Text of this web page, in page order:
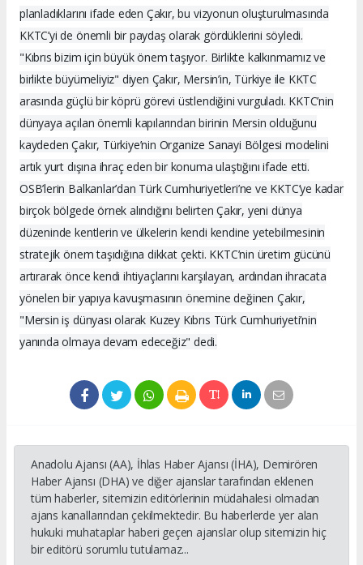
planladıklarını ifade eden Çakır, bu vizyonun oluşturulmasında
KKTC’yi de önemli bir paydaş olarak gördüklerini söyledi.
"Kıbrıs bizim için büyük önem taşıyor. Birlikte kalkınmamız ve
birlikte büyümeliyiz" diyen Çakır, Mersin’in, Türkiye ile KKTC
arasında güçlü bir köprü görevi üstlendiğini vurguladı. KKTC’nin
dünyaya açılan önemli kapılarından birinin Mersin olduğunu
kaydeden Çakır, Türkiye’nin Organize Sanayi Bölgesi modelini
artık yurt dışına ihraç eden bir konuma ulaştığını ifade etti.
OSB’lerin Balkanlar’dan Türk Cumhuriyetleri’ne ve KKTC’ye kadar
birçok bölgede örnek alındığını belirten Çakır, yeni dünya
düzeninde kentlerin ve ülkelerin kendi kendine yetebilmesinin
stratejik önem taşıdığına dikkat çekti. KKTC’nin üretim gücünü
artırarak önce kendi ihtiyaçlarını karşılayan, ardından ihracata
yönelen bir yapıya kavuşmasının önemine değinen Çakır,
"Mersin iş dünyası olarak Kuzey Kıbrıs Türk Cumhuriyeti’nin
yanında olmaya devam edeceğiz" dedi.
Anadolu Ajansı (AA), İhlas Haber Ajansı (İHA), Demirören
Haber Ajansı (DHA) ve diğer ajanslar tarafından eklenen
tüm haberler, sitemizin editörlerinin müdahalesi olmadan
ajans kanallarından çekilmektedir. Bu haberlerde yer alan
hukuki muhataplar haberi geçen ajanslar olup sitemizin hiç
bir editörü sorumlu tutulamaz...